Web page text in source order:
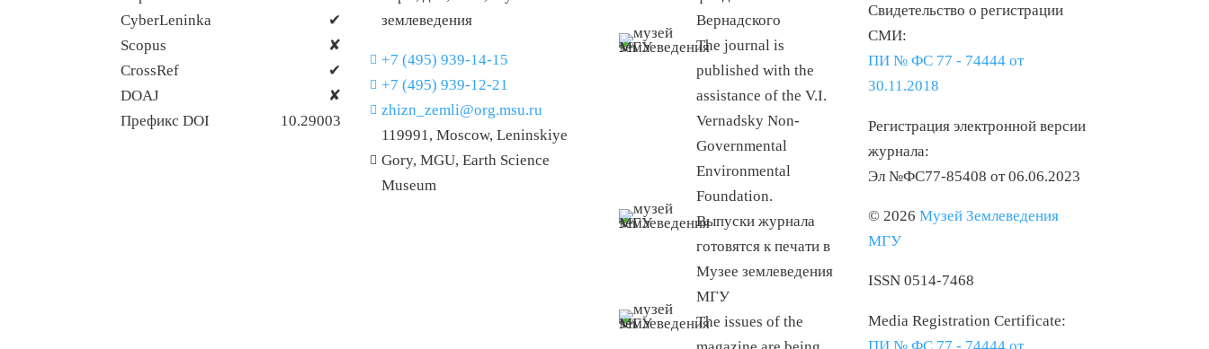
CyberLeninka
✔
Scopus
✘
CrossRef
✔
DOAJ
✘
Префикс DOI
10.29003
землеведения
 +7 (495) 939-14-15
 +7 (495) 939-12-21
 zhizn_zemli@org.msu.ru

119991, Moscow, Leninskiye
Gory, MGU, Earth Science
Museum
Вернадского
The journal is
published with the
assistance of the V.I.
Vernadsky Non-
Governmental
Environmental
Foundation.
Выпуски журнала
готовятся к печати в
Музее землеведения
МГУ
The issues of the
Свидетельство о регистрации
СМИ:
ПИ № ФС 77 - 74444 от
30.11.2018
Регистрация электронной версии
журнала:
Эл №ФС77-85408 от 06.06.2023
© 2026 Музей Землеведения
МГУ
ISSN 0514-7468
Media Registration Certificate: